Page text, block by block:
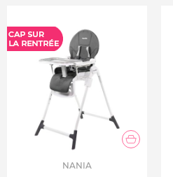
NANIA